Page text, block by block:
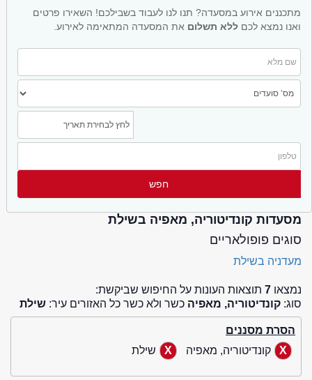
מתכננים אירוע במסעדה? תנו לנו לעבוד בשבילכם! השאירו פרטים
ואנו נמצא לכם ללא תשלום את המסעדה המתאימה לאירוע.
מסעדות קונדיטוריה, מאפיה בשילת
סוגים פופולאריים
מעדניה בשילת
נמצאו 7 תוצאות העונות על החיפוש שביקשת:
סוג: קונדיטוריה, מאפיה כשר ולא כשר כל האזורים עיר: שילת
הסרת מסננים
קונדיטוריה, מאפיה
שילת